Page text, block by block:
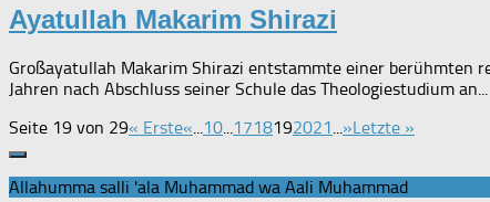
Ayatullah Makarim Shirazi
Großayatullah Makarim Shirazi entstammte einer berühmten
Jahren nach Abschluss seiner Schule das Theologiestudium an...
Seite 19 von 29« Erste«...10...1718192021...»Letzte »
Allahumma salli 'ala Muhammad wa Aali Muhammad